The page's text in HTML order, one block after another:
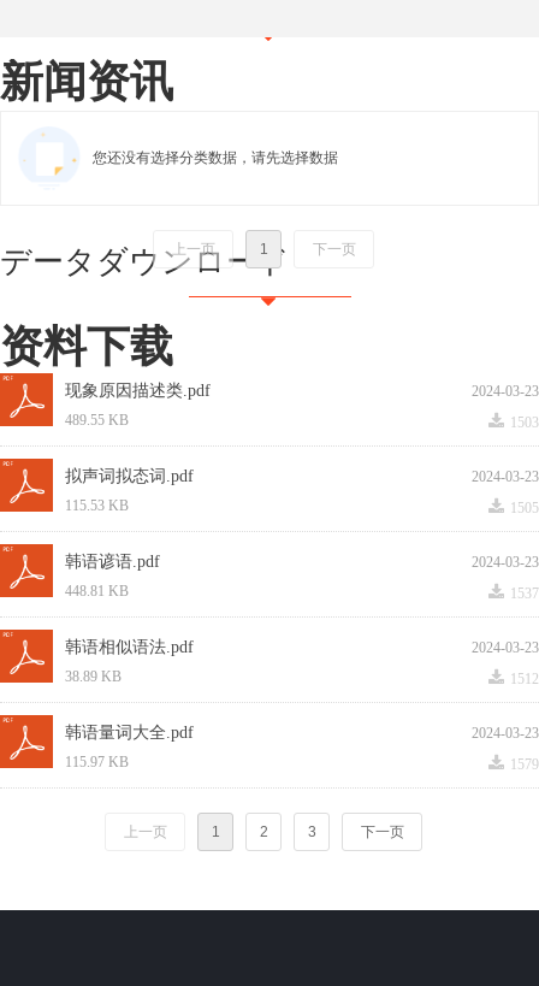
2024-03-23
现象原因描述类.pdf
끂 1503
489.55 KB
2024-03-23
拟声词拟态词.pdf
끂 1505
115.53 KB
2024-03-23
韩语谚语.pdf
끂 1537
448.81 KB
2024-03-23
韩语相似语法.pdf
끂 1512
38.89 KB
2024-03-23
韩语量词大全.pdf
끂 1579
115.97 KB
上一页 1 2 3 下一页
データダウンロード
뀓
资料下载
您还没有选择分类数据，请先选择数据
上一页 1 下一页
뀓
新闻资讯